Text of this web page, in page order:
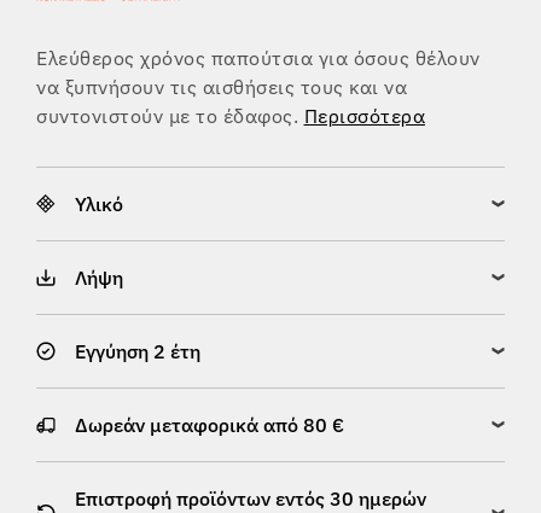
Ελεύθερος χρόνος παπούτσια για όσους θέλουν
να ξυπνήσουν τις αισθήσεις τους και να
συντονιστούν με το έδαφος. Περισσότερα
Υλικό
Λήψη
Εγγύηση 2 έτη
Δωρεάν μεταφορικά από 80 €
Επιστροφή προϊόντων εντός 30 ημερών